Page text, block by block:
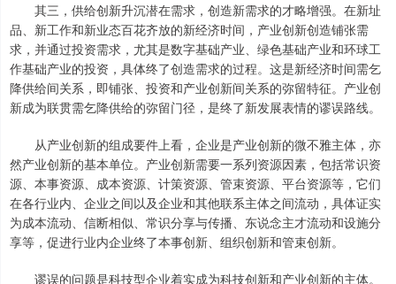
其三，供给创新升沉潜在需求，创造新需求的才略增强。在新址
品、新工作和新业态百花齐放的新经济时间，产业创新创造铺张需
求，并通过投资需求，尤其是数字基础产业、绿色基础产业和环球工
作基础产业的投资，具体终了创造需求的过程。这是新经济时间需乞
降供给间关系，即铺张、投资和产业创新间关系的弥留特征。产业创
新成为联贯需乞降供给的弥留门径，是终了新发展表情的谬误路线。
从产业创新的组成要件上看，企业是产业创新的微不雅主体，亦
然产业创新的基本单位。产业创新需要一系列资源因素，包括常识资
源、本事资源、成本资源、计策资源、管束资源、平台资源等，它们
在各行业内、企业之间以及企业和其他联系主体之间流动，具体证实
为成本流动、信断相似、常识分享与传播、东说念主才流动和设施分
享等，促进行业内企业终了本事创新、组织创新和管束创新。
谬误的问题是科技型企业着实成为科技创新和产业创新的主体。